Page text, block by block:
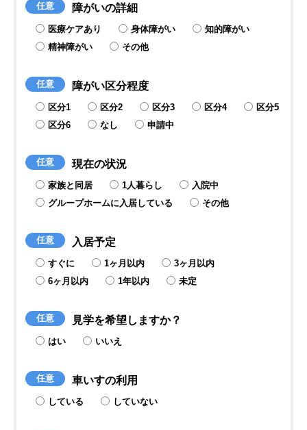
任意 障がいの詳細
医療ケアあり 身体障がい
知的障がい
精神障がい
その他
任意 障がい区分程度
区分1 区分2 区分3 区分4
区分5
区分6
なし 申請中
任意 現在の状況
家族と同居 1人暮らし
入院中
グループホームに入居している
その他
任意 入居予定
すぐに 1ヶ月以内
3ヶ月以内
6ヶ月以内
1年以内 未定
任意 見学を希望しますか？
はい いいえ
任意 車いすの利用
している していない